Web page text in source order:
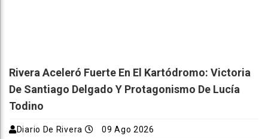
Rivera Aceleró Fuerte En El Kartódromo: Victoria
De Santiago Delgado Y Protagonismo De Lucía
Todino
Diario De Rivera 09 Ago 2026